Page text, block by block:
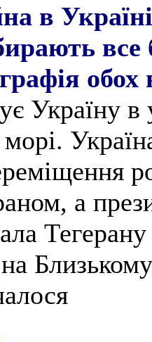
в
все
Україну
а
Тегерану